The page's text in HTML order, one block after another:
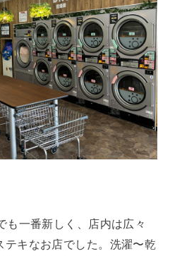
も一番新しく、店内は広々
テキなお店でした。洗濯〜乾